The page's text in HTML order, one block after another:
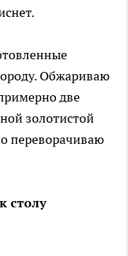
Обжариваю
две
золотистой
переворачиваю
столу